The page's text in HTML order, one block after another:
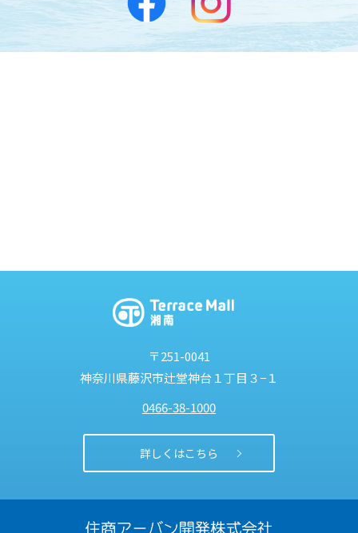
〒251-0041
神奈川県藤沢市辻堂神台１丁目３−１
0466-38-1000
詳しくはこちら